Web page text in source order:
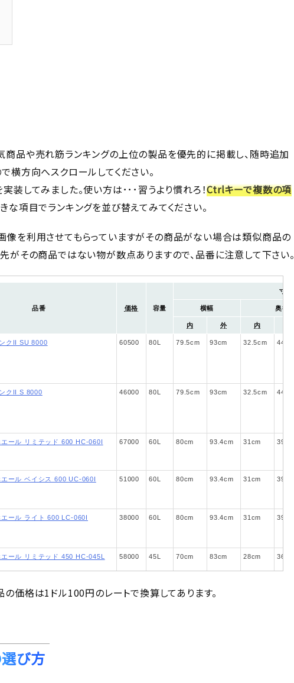
商品や売れ筋ランキングの上位の製品を優先的に掲載し、随時追加
横方向へスクロールしてください。
装してみました。使い方は･･･習うより慣れろ！Ctrlキーで複数の項
な項目でランキングを並び替えてみてください。
像を利用させてもらっていますがその商品がない場合は類似商品の
がその商品ではない物が数点ありますので、品番に注意して下さい。
品番 価格 容量
寸法
横幅 奥行
内 外 内
クII SU 8000 60500 80 79.5 93 32.5 44
クII S 8000 46000 80 79.5 93 32.5 44
ール リミテッド 600 HC-060I 67000 60 80 93.4 31 39.6
ール ベイシス 600 UC-060I 51000 60 80 93.4 31 39.6
ール ライト 600 LC-060I 38000 60 80 93.4 31 39.6
ール リミテッド 450 HC-045L 58000 45 70 83 28 36.5
ール ライト 450 LC-045L
価格は1ドル100円のレートで換算してあります。
び方